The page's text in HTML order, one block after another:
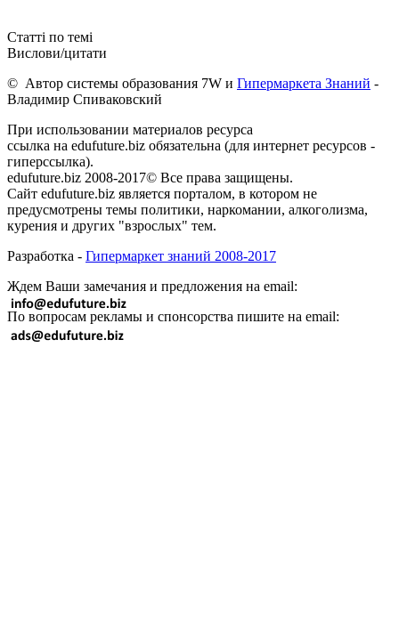
Статті по темі
Вислови/цитати
© Автор системы образования 7W и Гипермаркета Знаний -
Владимир Спиваковский
При использовании материалов ресурса
ссылка на edufuture.biz обязательна (для интернет ресурсов -
гиперссылка).
edufuture.biz 2008-2017© Все права защищены.
Сайт edufuture.biz является порталом, в котором не
предусмотрены темы политики, наркомании, алкоголизма,
курения и других "взрослых" тем.
Разработка - Гипермаркет знаний 2008-2017
Ждем Ваши замечания и предложения на email:
По вопросам рекламы и спонсорства пишите на email: